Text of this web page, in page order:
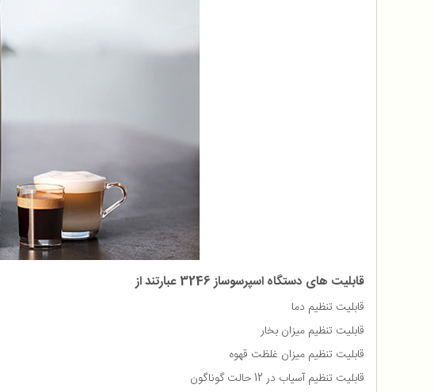
قابلیت های دستگاه اسپرسوساز 3246 عبارتند از
قابلیت تنظیم دما
قابلیت تنظیم میزان بخار
قابلیت تنظیم میزان غلظت قهوه
قابلیت تنظیم آسیاب در 12 حالت گوناگون